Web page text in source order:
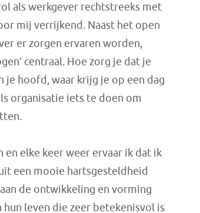
als werkgever rechtstreeks met
mij verrijkend. Naast het open
er zorgen ervaren worden,
centraal. Hoe zorg je dat je
je hoofd, waar krijg je op een dag
organisatie iets te doen om
en elke keer weer ervaar ik dat ik
een mooie hartsgesteldheid
de ontwikkeling en vorming
leven die zeer betekenisvol is